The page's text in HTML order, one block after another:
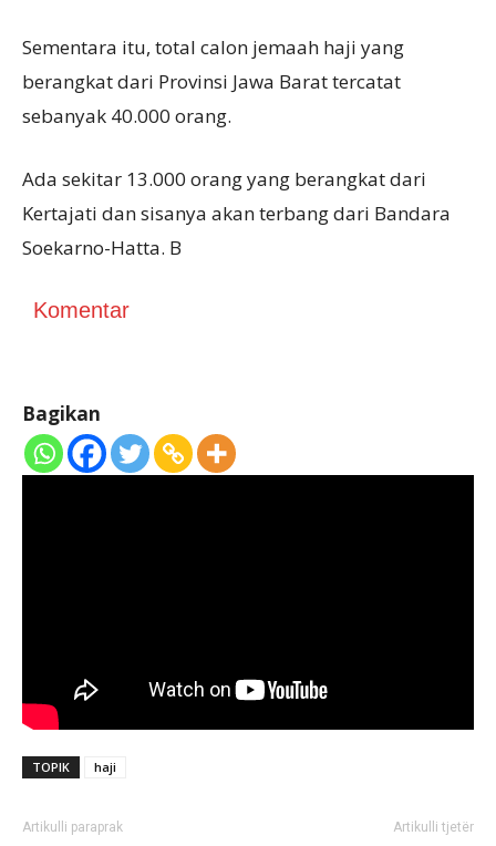
Sementara itu, total calon jemaah haji yang
berangkat dari Provinsi Jawa Barat tercatat
sebanyak 40.000 orang.
Ada sekitar 13.000 orang yang berangkat dari
Kertajati dan sisanya akan terbang dari Bandara
Soekarno-Hatta. B
Komentar
Bagikan
TOPIK haji
Artikulli paraprak Artikulli tjetër